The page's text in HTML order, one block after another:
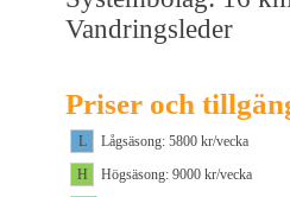
Vandringsleder
Priser och
L
Lågsäsong: 5800 kr/vecka
H
Högsäsong: 9000 kr/vecka